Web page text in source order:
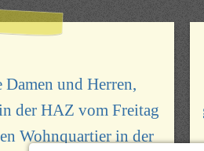
Damen und Herren,
der HAZ vom Freitag
Wohnquartier in der